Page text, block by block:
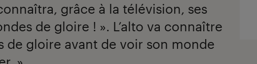
grâce à la télévision, ses
de gloire ! ». L’alto va connaître
de gloire avant de voir son monde